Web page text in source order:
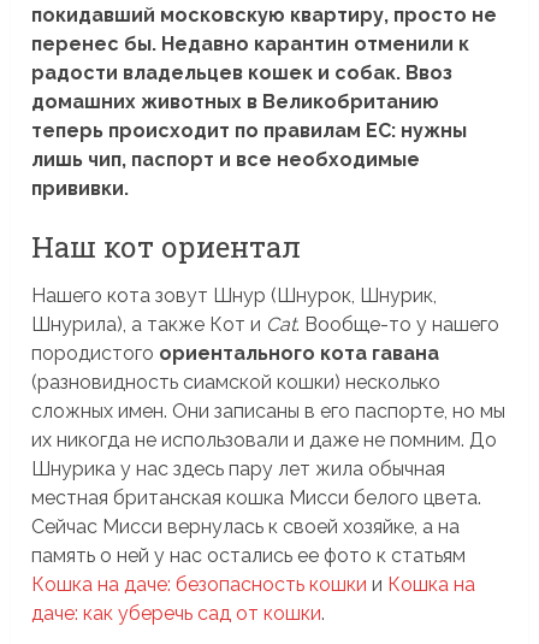
покидавший московскую квартиру, просто не
перенес бы. Недавно карантин отменили к
радости владельцев кошек и собак. Ввоз
домашних животных в Великобританию
теперь происходит по правилам ЕС: нужны
лишь чип, паспорт и все необходимые
прививки.
Наш кот ориентал
Нашего кота зовут Шнур (Шнурок, Шнурик,
Шнурила), а также Кот и Cat. Вообще-то у нашего
породистого ориентального кота гавана
(разновидность сиамской кошки) несколько
сложных имен. Они записаны в его паспорте, но мы
их никогда не использовали и даже не помним. До
Шнурика у нас здесь пару лет жила обычная
местная британская кошка Мисси белого цвета.
Сейчас Мисси вернулась к своей хозяйке, а на
память о ней у нас остались ее фото к статьям
Кошка на даче: безопасность кошки и Кошка на
даче: как уберечь сад от кошки.